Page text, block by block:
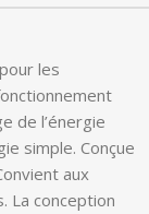
les
de l’énergie
simple. Conçue
aux
La conception